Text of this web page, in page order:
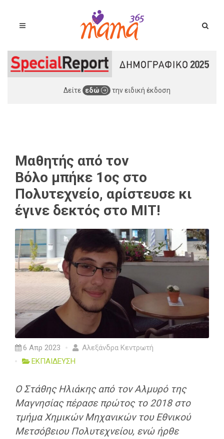
Δείτε εδώ την ειδική έκδοση
Μαθητής από τον
Βόλο μπήκε 1ος στο
Πολυτεχνείο, αρίστευσε κι
έγινε δεκτός στο ΜΙΤ!
6 Απρ 2023
Αλεξάνδρα Κεντρωτή
ΕΚΠΑΙΔΕΥΣΗ
Ο Στάθης Ηλιάκης από τον Αλμυρό της
Μαγνησίας πέρασε πρώτος το 2018 στο
τμήμα Χημικών Μηχανικών του Εθνικού
Μετσόβειου Πολυτεχνείου, ενώ ήρθε